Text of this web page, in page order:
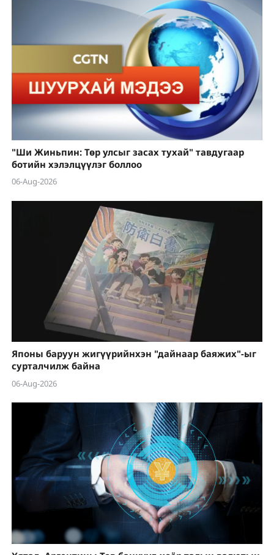
"Ши Жиньпин: Төр улсыг засах тухай" тавдугаар
ботийн хэлэлцүүлэг боллоо
06-Aug-2026
Японы баруун жигүүрийнхэн "дайнаар баяжих"-ыг
сурталчилж байна
06-Aug-2026